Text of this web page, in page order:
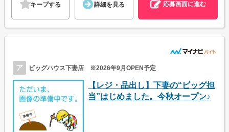
キープする 詳細を見る 応募画面に進む
ア ビッグハウス下妻店 ※2026年9月OPEN予定
【レジ・品出し】下妻の“ビッグ担
当”はじめました。今秋オープン♪